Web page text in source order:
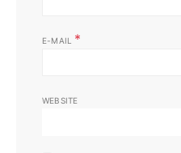
E-MAIL *
WEBSITE